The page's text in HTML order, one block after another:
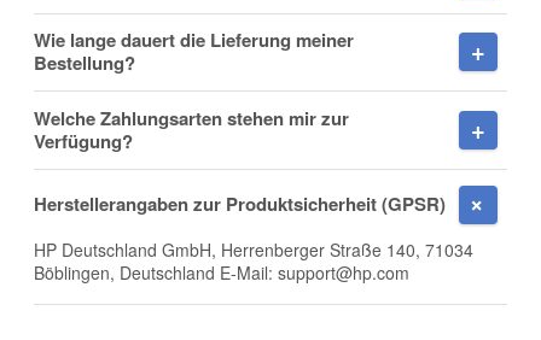
Firma
Wie lange dauert die Lieferung meiner
Bestellung?
Welche Zahlungsarten stehen mir zur
Verfügung?
Herstellerangaben zur Produktsicherheit (GPSR)
HP Deutschland GmbH, Herrenberger Straße 140, 71034
Böblingen, Deutschland E-Mail: support@hp.com